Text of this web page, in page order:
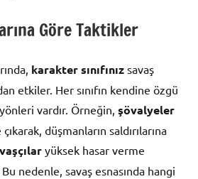
Göre Taktikler
karakter sınıfınız savaş
etkiler. Her sınıfın kendine özgü
vardır. Örneğin, şövalyeler
düşmanların saldırılarına
yüksek hasar verme
nedenle, savaş esnasında hangi